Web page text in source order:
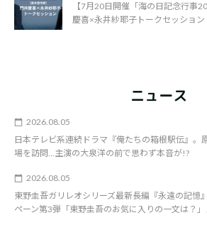
【7月20日開催「海の日記念行事
慶喜×永井紗耶子トークセッション
ニュース
2026.08.05
日本テレビ系連続ドラマ『俺たちの箱根駅伝』。
場を訪問…主演の大泉洋の前で思わず本音が!?
2026.08.05
東野圭吾ガリレオシリーズ最新長編『永遠の記憶
ペーン第3弾「東野圭吾のお気に入りの一文は？」